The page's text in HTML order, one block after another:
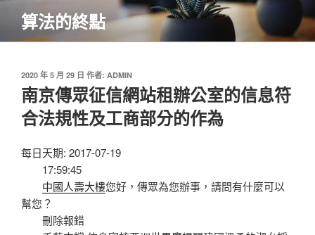
主
算法的終點
發
佈
於
2020 年 5 月 29 日 作者: ADMIN
南京傳眾征信網站租辦公室的信息符
合法規性及工商部分的作為
每日天期: 2017-07-19
17:59:45
中國人壽大樓您好，傳眾為您辦事，請問有什麼可以
幫您？
刪除報錯